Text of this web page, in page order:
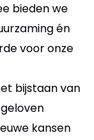
bieden we
én
voor onze
bijstaan van
kansen